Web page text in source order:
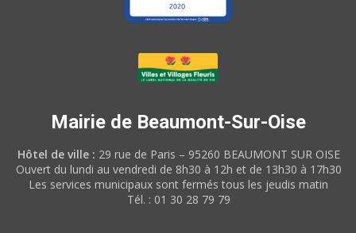
Mairie de Beaumont-Sur-Oise
Hôtel de ville : 29 rue de Paris – 95260 BEAUMONT SUR OISE
Ouvert du lundi au vendredi de 8h30 à 12h et de 13h30 à 17h30
Les services municipaux sont fermés tous les jeudis matin
Tél. : 01 30 28 79 79